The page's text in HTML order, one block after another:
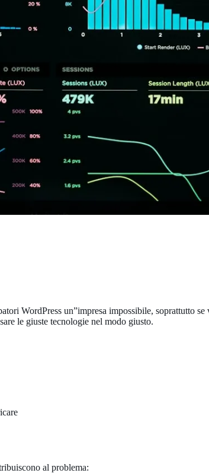
WordPress un”impresa impossibile, soprattutto
le giuste tecnologie nel modo giusto.
al problema: